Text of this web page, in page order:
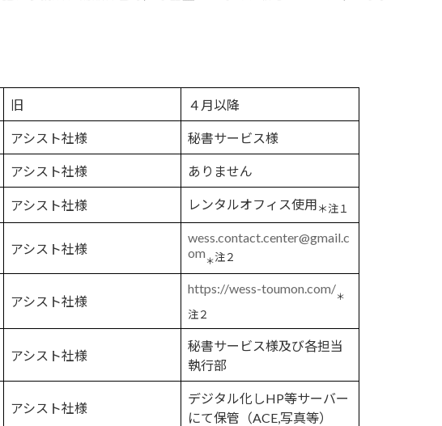
旧 ４月以降
アシスト社様 秘書サービス様
アシスト社様 ありません
アシスト社様 レンタルオフィス使用＊注１
アシスト社様
wess.contact.center@gmail.c
om
＊注２
アシスト社様
https://wess-toumon.com/
＊
注２
アシスト社様
秘書サービス様及び各担当
執行部
アシスト社様
デジタル化しHP等サーバー
にて保管（ACE,写真等）